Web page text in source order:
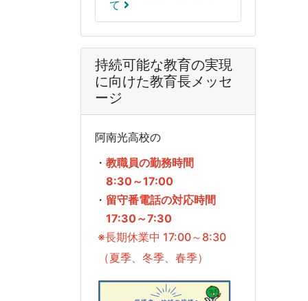
て
持続可能な教育の実現
に向けた教育長メッセ
ージ
阿南光高校の
・ 教職員の勤務時間
8:30～17:00
・ 留守番電話の対応時間
17:30～7:30
※長期休業中 17:00～8:30
（夏季、冬季、春季）